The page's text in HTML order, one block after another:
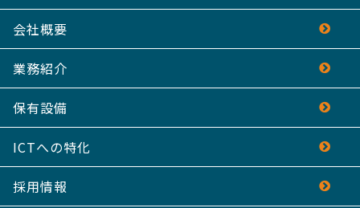
会社概要
業務紹介
保有設備
ICTへの特化
採用情報